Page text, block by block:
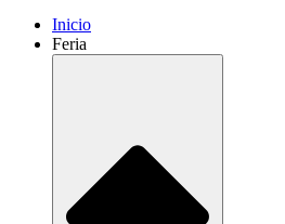
Inicio
Feria